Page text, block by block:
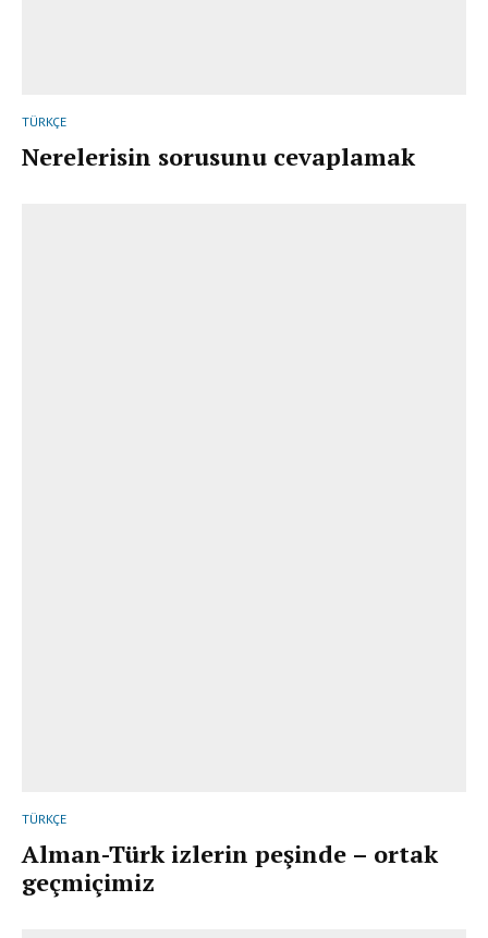
TÜRKÇE
Nerelerisin sorusunu cevaplamak
TÜRKÇE
Alman-Türk izlerin peşinde – ortak
geçmiçimiz